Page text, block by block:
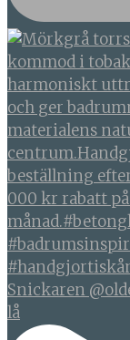
Snickaren
lå